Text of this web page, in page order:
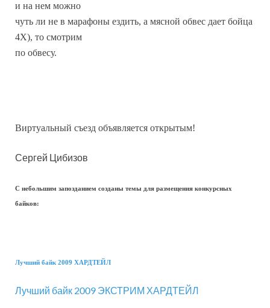
и на нем можно
чуть ли не в марафоны ездить, а мясной обвес дает бойца
4Х), то смотрим
по обвесу.
Виртуальный съезд объявляется открытым!
Сергей Цибизов
С небольшим запозданием созданы темы для размещения конкурсных
байков:
Лучший байк 2009 ХАРДТЕЙЛ
Лучший байк 2009 ЭКСТРИМ ХАРДТЕЙЛ